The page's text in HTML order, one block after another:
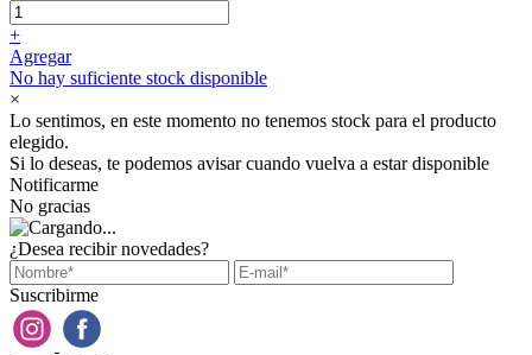
+
Agregar
No hay suficiente stock disponible
×
Lo sentimos, en este momento no tenemos stock para el producto
elegido.
Si lo deseas, te podemos avisar cuando vuelva a estar disponible
Notificarme
No gracias
¿Desea recibir novedades?
Suscribirme